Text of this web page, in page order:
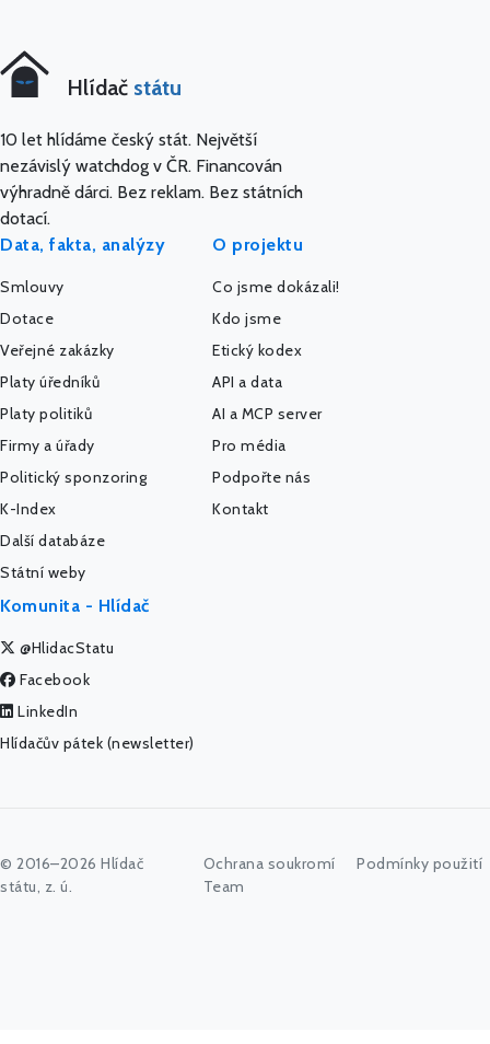
Hlídač státu
10 let hlídáme český stát. Největší
nezávislý watchdog v ČR. Financován
výhradně dárci. Bez reklam. Bez státních
dotací.
Data, fakta, analýzy
Smlouvy
Dotace
Veřejné zakázky
Platy úředníků
Platy politiků
Firmy a úřady
Politický sponzoring
K-Index
Další databáze
Státní weby
O projektu
Co jsme dokázali!
Kdo jsme
Etický kodex
API a data
AI a MCP server
Pro média
Podpořte nás
Kontakt
Komunita - Hlídač
@HlidacStatu
Facebook
LinkedIn
Hlídačův pátek (newsletter)
© 2016–2026 Hlídač
státu, z. ú.
Ochrana soukromí
Podmínky použití
Team